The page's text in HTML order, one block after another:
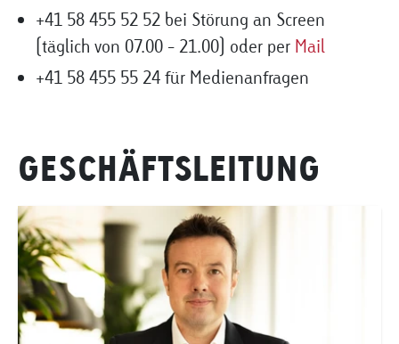
+41 58 455 52 52 bei Störung an Screen
(täglich von 07.00 - 21.00) oder per Mail
+41 58 455 55 24 für Medienanfragen
GESCHÄFTSLEITUNG